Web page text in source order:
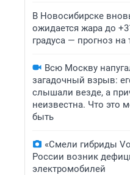
В Новосибирске
ожидается жара до
градуса — прогноз на
Всю Москву
загадочный взрыв:
слышали везде, а
неизвестна. Что это
быть
«Смели гибриды
России возник
электромобилей